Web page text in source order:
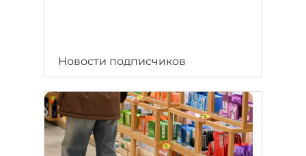
Новости подписчиков